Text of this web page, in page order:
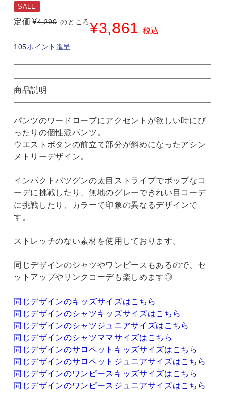
SALE
定価 ¥4,290 のところ¥3,861 税込
105ポイント進呈
商品説明
パンツのワードローブにアクセントが欲しい時にぴ
ったりの個性派パンツ。
ウエストボタンの前立て部分が斜めになったアシン
メトリーデザイン。
インパクトバツグンの太目ストライプでポップなコ
ーデに挑戦したり、無地のグレーできれい目コーデ
に挑戦したり、カラーで印象の異なるデザインで
す。
ストレッチのない素材を使用しております。
同じデザインのシャツやワンピースもあるので、セ
ットアップやリンクコーデも楽しめます◎
同じデザインのキッズサイズはこちら
同じデザインのシャツキッズサイズはこちら
同じデザインのシャツジュニアサイズはこちら
同じデザインのシャツママサイズはこちら
同じデザインのサロペットキッズサイズはこちら
同じデザインのサロペットジュニアサイズはこちら
同じデザインのワンピースキッズサイズはこちら
同じデザインのワンピースジュニアサイズはこちら